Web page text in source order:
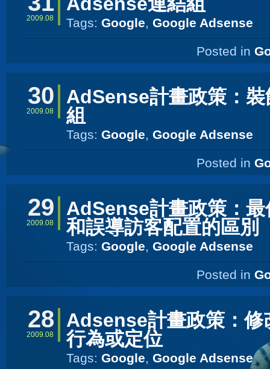
2009.08 Tags: Google, Google Adsense
Posted in
30
2009.08
AdSense計畫政策：裝
組
Tags: Google, Google Adsense
Posted in
29
2009.08
AdSense計畫政策：最
和誤導訪客配置的區別
Tags: Google, Google Adsense
Posted in
28
2009.08
Adsense計畫政策：修
行為或定位
Tags: Google, Google Adsense